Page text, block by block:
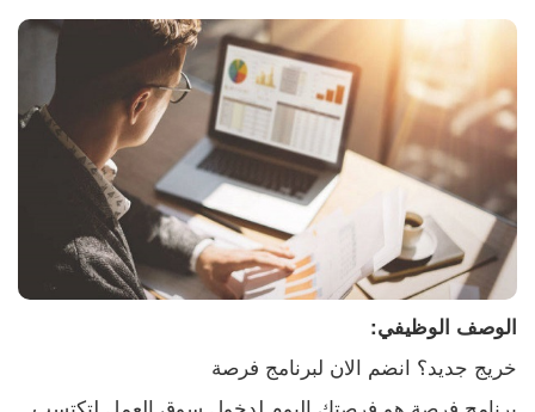
الوصف الوظيفي:
خريج جديد؟ انضم الان لبرنامج فرصة